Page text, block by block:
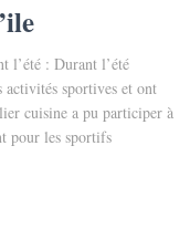
l’été : Durant l’été
activités sportives et ont
cuisine a pu participer à
pour les sportifs